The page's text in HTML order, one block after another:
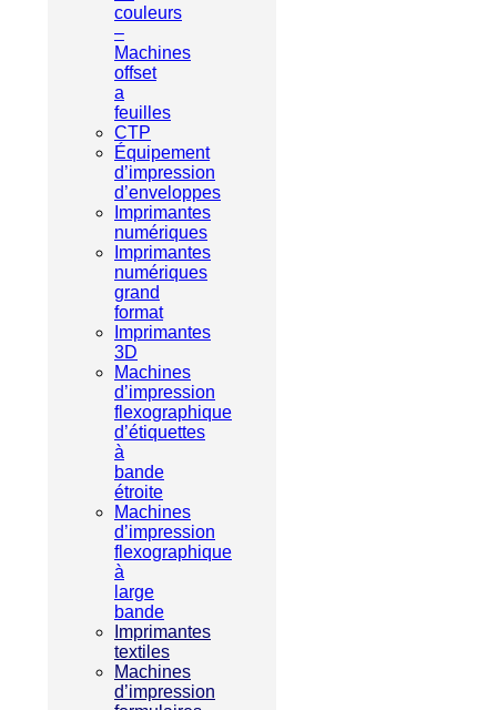
couleurs
–
Machines
offset
a
feuilles
CTP
Équipement
d’impression
d’enveloppes
Imprimantes
numériques
Imprimantes
numériques
grand
format
Imprimantes
3D
Machines
d’impression
flexographique
d’étiquettes
à
bande
étroite
Machines
d’impression
flexographique
à
large
bande
Imprimantes
textiles
Machines
d’impression